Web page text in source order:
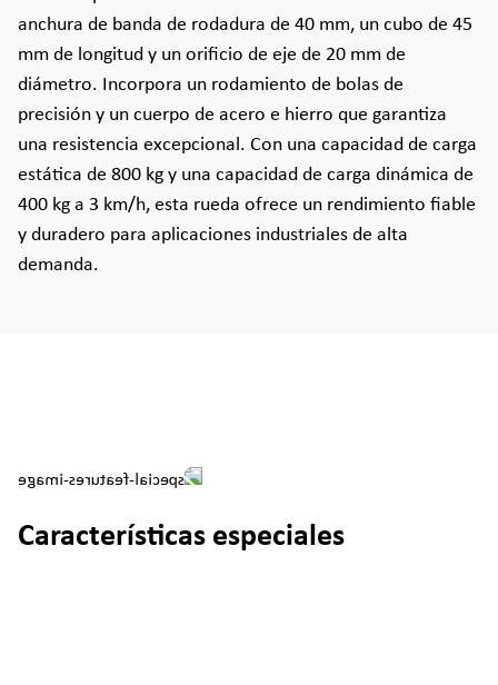
anchura de banda de rodadura de 40 mm, un cubo de 45
mm de longitud y un orificio de eje de 20 mm de
diámetro. Incorpora un rodamiento de bolas de
precisión y un cuerpo de acero e hierro que garantiza
una resistencia excepcional. Con una capacidad de carga
estática de 800 kg y una capacidad de carga dinámica de
400 kg a 3 km/h, esta rueda ofrece un rendimiento fiable
y duradero para aplicaciones industriales de alta
demanda.
Características especiales